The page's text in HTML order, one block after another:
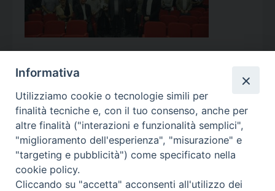
Calendario Appuntamenti
<< Ago 2026 >>
l m m g v s
d
28
Informativa
Utilizziamo cookie o tecnologie simili per
finalità tecniche e, con il tuo consenso, anche per
altre finalità ("interazioni e funzionalità semplici",
"miglioramento dell'esperienza", "misurazione" e
"targeting e pubblicità") come specificato nella
cookie policy.
Cliccando su "accetta" acconsenti all'utilizzo dei